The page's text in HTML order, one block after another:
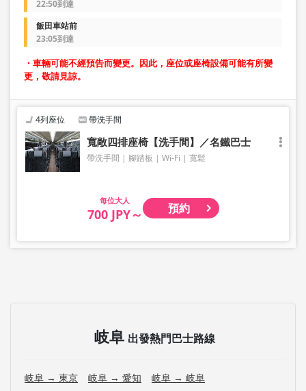
22:50到達
飯田車站前
23:05到達
・車輛可能不經預告而變更。因此，座位或座椅設備可能有所變
更，敬請見諒。
4列座位 帶洗手間
寬敞四排座椅【洗手間】／名鐵巴士
帶洗手間 腳踏板 Wi-Fi 寬鬆
大人
700 JPY～ 預約
岐阜 出發熱門巴士路線
岐阜 → 東京 岐阜 → 愛知 岐阜 → 岐阜